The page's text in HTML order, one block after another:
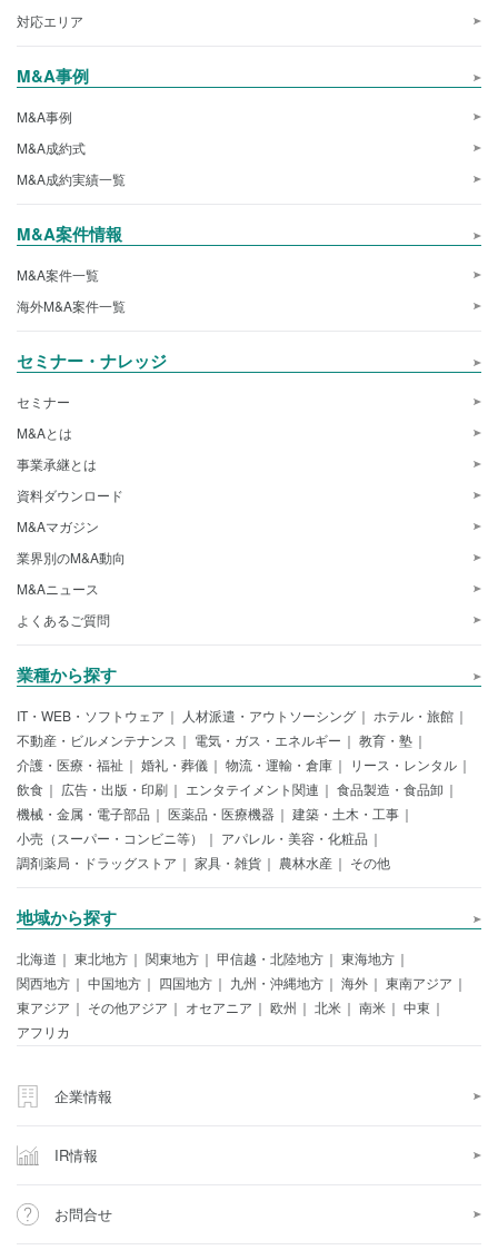
対応エリア
M&A事例
M&A事例
M&A成約式
M&A成約実績一覧
M&A案件情報
M&A案件一覧
海外M&A案件一覧
セミナー・ナレッジ
セミナー
M&Aとは
事業承継とは
資料ダウンロード
M&Aマガジン
業界別のM&A動向
M&Aニュース
よくあるご質問
業種から探す
IT・WEB・ソフトウェア 人材派遣・アウトソーシング
ホテル・旅館
不動産・ビルメンテナンス
電気・ガス・エネルギー
教育・塾
介護・医療・福祉
婚礼・葬儀 物流・運輸・倉庫
リース・レンタル
飲食
広告・出版・印刷 エンタテイメント関連
食品製造・食品卸
機械・金属・電子部品
医薬品・医療機器
建築・土木・工事
小売（スーパー・コンビニ等）
アパレル・美容・化粧品
調剤薬局・ドラッグストア
家具・雑貨 農林水産 その他
地域から探す
北海道 東北地方 関東地方 甲信越・北陸地方
東海地方
関西地方
中国地方 四国地方 九州・沖縄地方 海外
東南アジア
東アジア
その他アジア オセアニア 欧州 北米 南米
中東
アフリカ
企業情報
IR情報
お問合せ